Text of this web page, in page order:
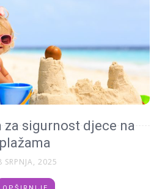
za sigurnost djece na
plažama
SRPNJA, 2025